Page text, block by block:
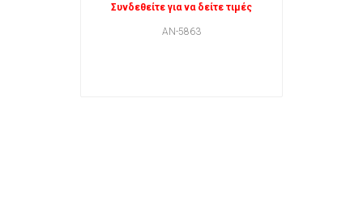
Συνδεθείτε για να δείτε τιμές
AN-5863